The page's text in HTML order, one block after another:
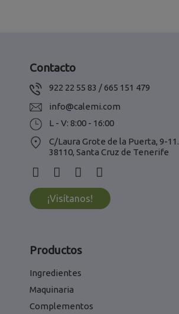
Contacto
922 22 55 83 / 665 151 479
info@calemi.com
L - V: 8:00 - 16:00
C/Laura Grote de la Puerta, 9-11.
38110, Santa Cruz de Tenerife
¡Visítanos!
Productos
Ingredientes
Maquinaria
Complementos